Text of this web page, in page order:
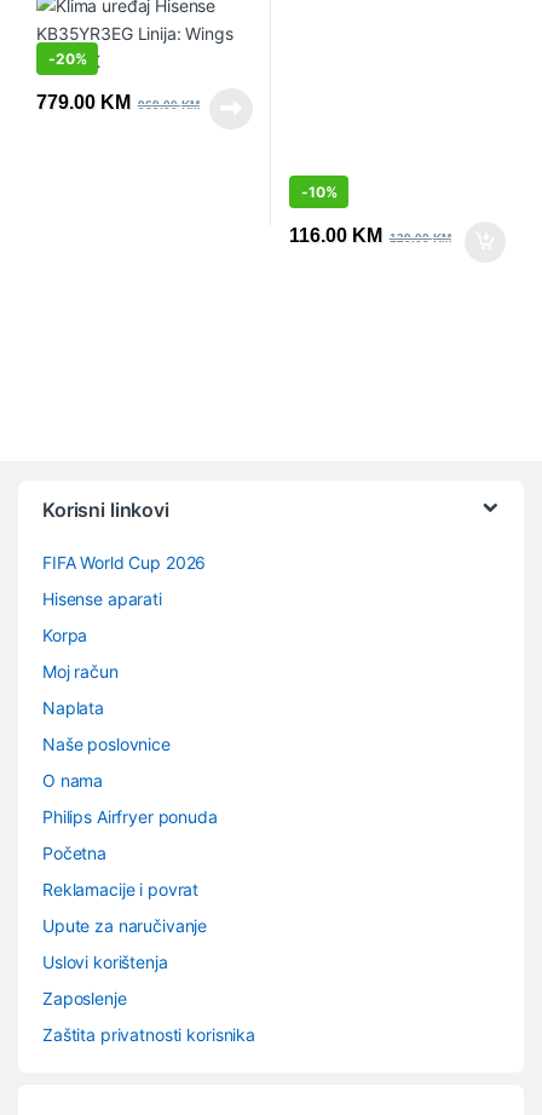
-20%
779.00 KM 969.00KM
-10%
116.00 KM 129.00KM
Korisni linkovi
FIFA World Cup 2026
Hisense aparati
Korpa
Moj račun
Naplata
Naše poslovnice
O nama
Philips Airfryer ponuda
Početna
Reklamacije i povrat
Upute za naručivanje
Uslovi korištenja
Zaposlenje
Zaštita privatnosti korisnika